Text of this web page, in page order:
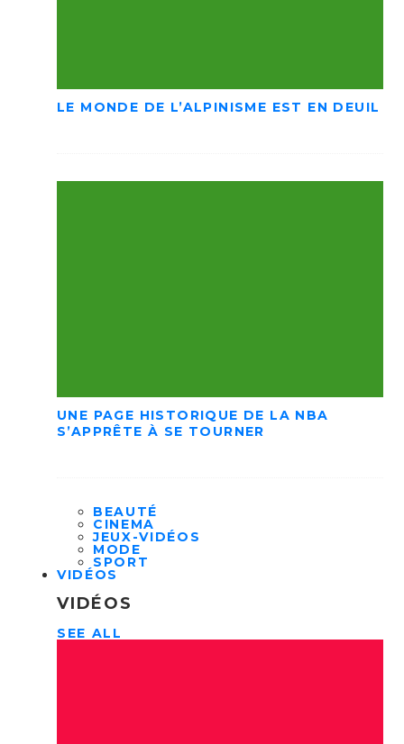
LE MONDE DE L’ALPINISME EST EN DEUIL
UNE PAGE HISTORIQUE DE LA NBA
S’APPRÊTE À SE TOURNER
BEAUTÉ
CINEMA
JEUX-VIDÉOS
MODE
SPORT
VIDÉOS
VIDÉOS
SEE ALL